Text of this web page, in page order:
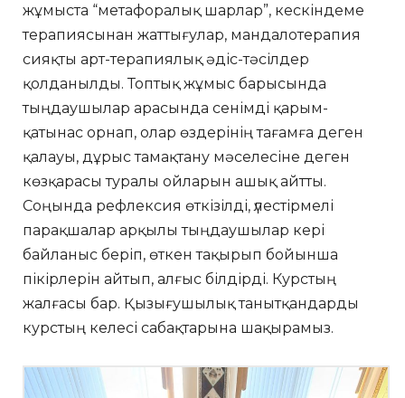
жұмыста “метафоралық шарлар”, кескіндеме
терапиясынан жаттығулар, мандалотерапия
сияқты арт-терапиялық әдіс-тәсілдер
қолданылды. Топтық жұмыс барысында
тыңдаушылар арасында сенімді қарым-
қатынас орнап, олар өздерінің тағамға деген
қалауы, дұрыс тамақтану мәселесіне деген
көзқарасы туралы ойларын ашық айтты.
Соңында рефлексия өткізілді, үлестірмелі
парақшалар арқылы тыңдаушылар кері
байланыс беріп, өткен тақырып бойынша
пікірлерін айтып, алғыс білдірді. Курстың
жалғасы бар. Қызығушылық танытқандарды
курстың келесі сабақтарына шақырамыз.